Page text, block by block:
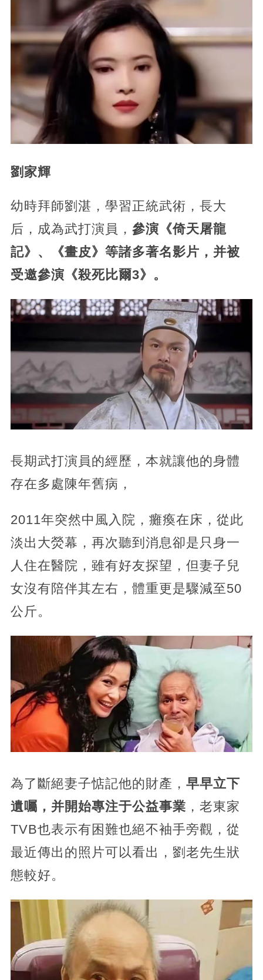
劉家輝
幼時拜師劉湛，學習正統武術，長大
后，成為武打演員， 參演《倚天屠龍
記》、《畫皮》等諸多著名影片，并被
受邀參演《殺死比爾3》。
長期武打演員的經歷，本就讓他的身體
存在多處陳年舊病，
2011年突然中風入院，癱瘓在床，從此
淡出大熒幕，再次聽到消息卻是只身一
人住在醫院，雖有好友探望，但妻子兒
女沒有陪伴其左右，體重更是驟減至50
公斤。
為了斷絕妻子惦記他的財產， 早早立下
遺囑，并開始專注于公益事業 ，老東家
TVB也表示有困難也絕不袖手旁觀，從
最近傳出的照片可以看出，劉老先生狀
態較好。